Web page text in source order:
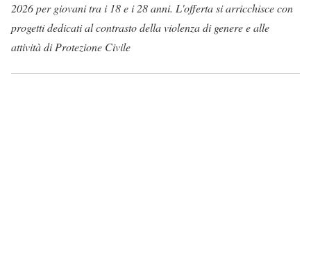
2026 per giovani tra i 18 e i 28 anni. L'offerta si arricchisce con
progetti dedicati al contrasto della violenza di genere e alle
attività di Protezione Civile